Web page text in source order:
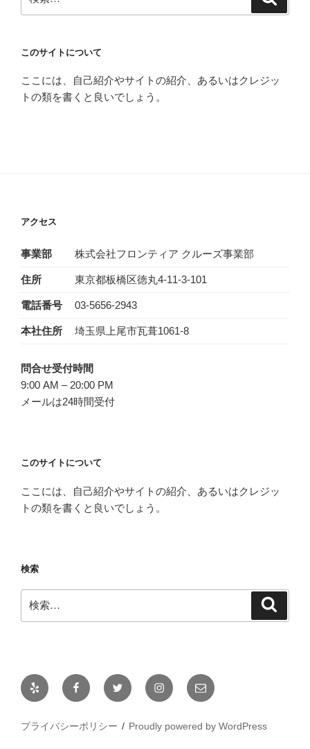
索:
このサイトについて
ここには、自己紹介やサイトの紹介、あるいはクレジッ
トの類を書くと良いでしょう。
アクセス
事業部 株式会社フロンティア クルーズ事業部
住所 東京都板橋区徳丸4-11-3-101
電話番号 03-5656-2943‬
本社住所 埼玉県上尾市瓦葺1061-8
問合せ受付時間
9:00 AM – 20:00 PM
メールは24時間受付
このサイトについて
ここには、自己紹介やサイトの紹介、あるいはクレジッ
トの類を書くと良いでしょう。
検索
検
索:
Yelp FacebookTwitter Instagramメ
ー
プライバシーポリシー Proudly powered by WordPress